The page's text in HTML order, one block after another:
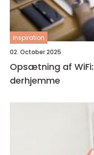
inspiration
02. October 2025
Opsætning af
derhjemme